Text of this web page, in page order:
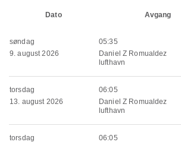
Dato Avgang
søndag
9. august 2026
05:35
Daniel Z Romualdez
lufthavn
torsdag
13. august 2026
06:05
Daniel Z Romualdez
lufthavn
torsdag
06:05